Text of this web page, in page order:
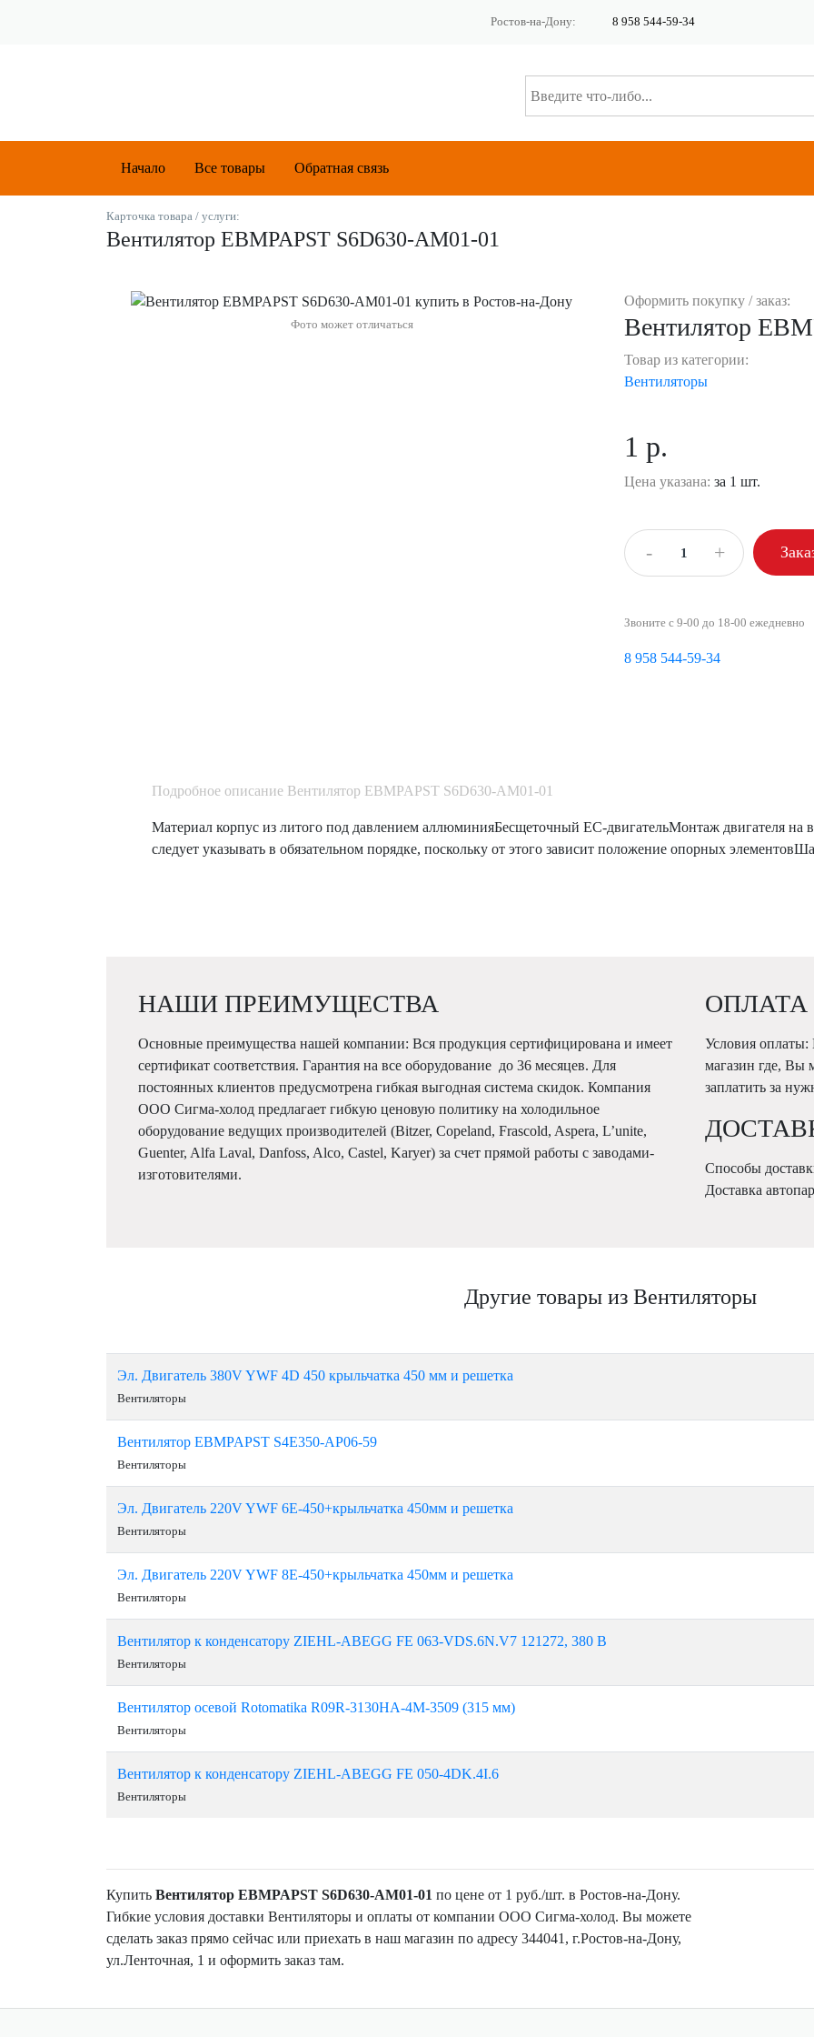
Ростов-на-Дону: 8 958 544-59-34
Начало Все товары Обратная связь
Карточка товара / услуги:
Вентилятор EBMPAPST S6D630-AM01-01
Фото может отличаться
Оформить покупку / заказ:
Вентилятор
Товар из категории:
Вентиляторы
1 р.
Цена указана: за 1 шт.
- +
Звоните с 9-00 до 18-00 ежедневно
8 958 544-59-34
Подробное описание Вентилятор EBMPAPST S6D630-AM01-01
Материал корпус из литого под давлением аллюминияБесщеточный ЕС-двигательМонтаж двигателя на
следует указывать в обязательном порядке, поскольку от этого зависит положение опорных
НАШИ ПРЕИМУЩЕСТВА
Основные преимущества нашей компании: Вся продукция сертифицирована и имеет
сертификат соответствия. Гарантия на все оборудование до 36 месяцев. Для
постоянных клиентов предусмотрена гибкая выгодная система скидок. Компания
ООО Сигма-холод предлагает гибкую ценовую политику на холодильное
оборудование ведущих производителей (Bitzer, Copeland, Frascold, Aspera, L’unite,
Guenter, Alfa Laval, Danfoss, Alco, Castel, Karyer) за счет прямой работы с заводами-
изготовителями.
ОПЛАТА
Условия
магазин где, Вы
заплатить за
Способы
Доставка
Другие товары из Вентиляторы
Эл. Двигатель 380V YWF 4D 450 крыльчатка 450 мм и решетка
Вентиляторы
Вентилятор EBMPAPST S4E350-AP06-59
Вентиляторы
Эл. Двигатель 220V YWF 6E-450+крыльчатка 450мм и решетка
Вентиляторы
Эл. Двигатель 220V YWF 8E-450+крыльчатка 450мм и решетка
Вентиляторы
Вентилятор к конденсатору ZIEHL-ABEGG FE 063-VDS.6N.V7 121272, 380 В
Вентиляторы
Вентилятор осевой Rotomatika R09R-3130HA-4M-3509 (315 мм)
Вентиляторы
Вентилятор к конденсатору ZIEHL-ABEGG FE 050-4DK.4I.6
Вентиляторы
Купить Вентилятор EBMPAPST S6D630-AM01-01 по цене от 1 руб./шт. в Ростов-на-Дону.
Гибкие условия доставки Вентиляторы и оплаты от компании ООО Сигма-холод. Вы можете
сделать заказ прямо сейчас или приехать в наш магазин по адресу 344041, г.Ростов-на-Дону,
ул.Ленточная, 1 и оформить заказ там.